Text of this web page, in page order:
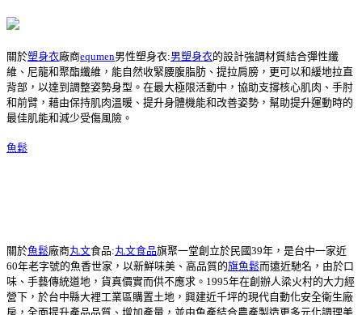
關於塑身衣廠商equmen男性塑身衣:男塑身衣的設計強調材質結合彈性纖
維、尼龍和聚酯纖維，能自然收緊腰腹脂肪、提拉肩膀，更可以和緩地拉直
背部，以達到調整姿勢身型。在最大極限活動中，協助支撐核心肌肉、手肘
和前臂，藉由保持肌肉溫暖、提升身體機能和改善姿勢，幫助提升運動時的
最佳肌能和減少受傷風險。
魚鬆
關於魚鬆廠商丸文食品:丸文食品旗聚一堂創立於民國39年，是台中一家近
60年老字號的魚香世家，以新鮮味美、高品質的旗魚鬆而遠近馳名，由於口
味、手藝傳統道地，貨真價實而供不應求。1995年在創辦人梁火村的大力經
營下，於台中縣大裡工業區購置土地，興建近千坪的現代自動化安全衛生廠
房，全面提升產品品質、增加產量，並由魚產結合農產製造更多元化調理美